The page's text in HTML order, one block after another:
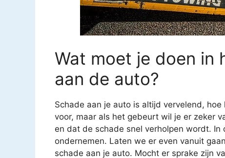
Wat moet je doen in
aan de auto?
Schade aan je auto is altijd vervelend,
voor, maar als het gebeurt wil je er zeker
en dat de schade snel verholpen wordt.
ondernemen. Laten we er even vanuit
schade aan je auto. Mocht er sprake zijn